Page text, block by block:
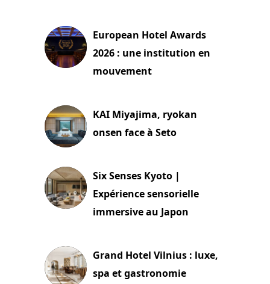
European Hotel Awards
2026 : une institution en
mouvement
KAI Miyajima, ryokan
onsen face à Seto
Six Senses Kyoto |
Expérience sensorielle
immersive au Japon
Grand Hotel Vilnius : luxe,
spa et gastronomie